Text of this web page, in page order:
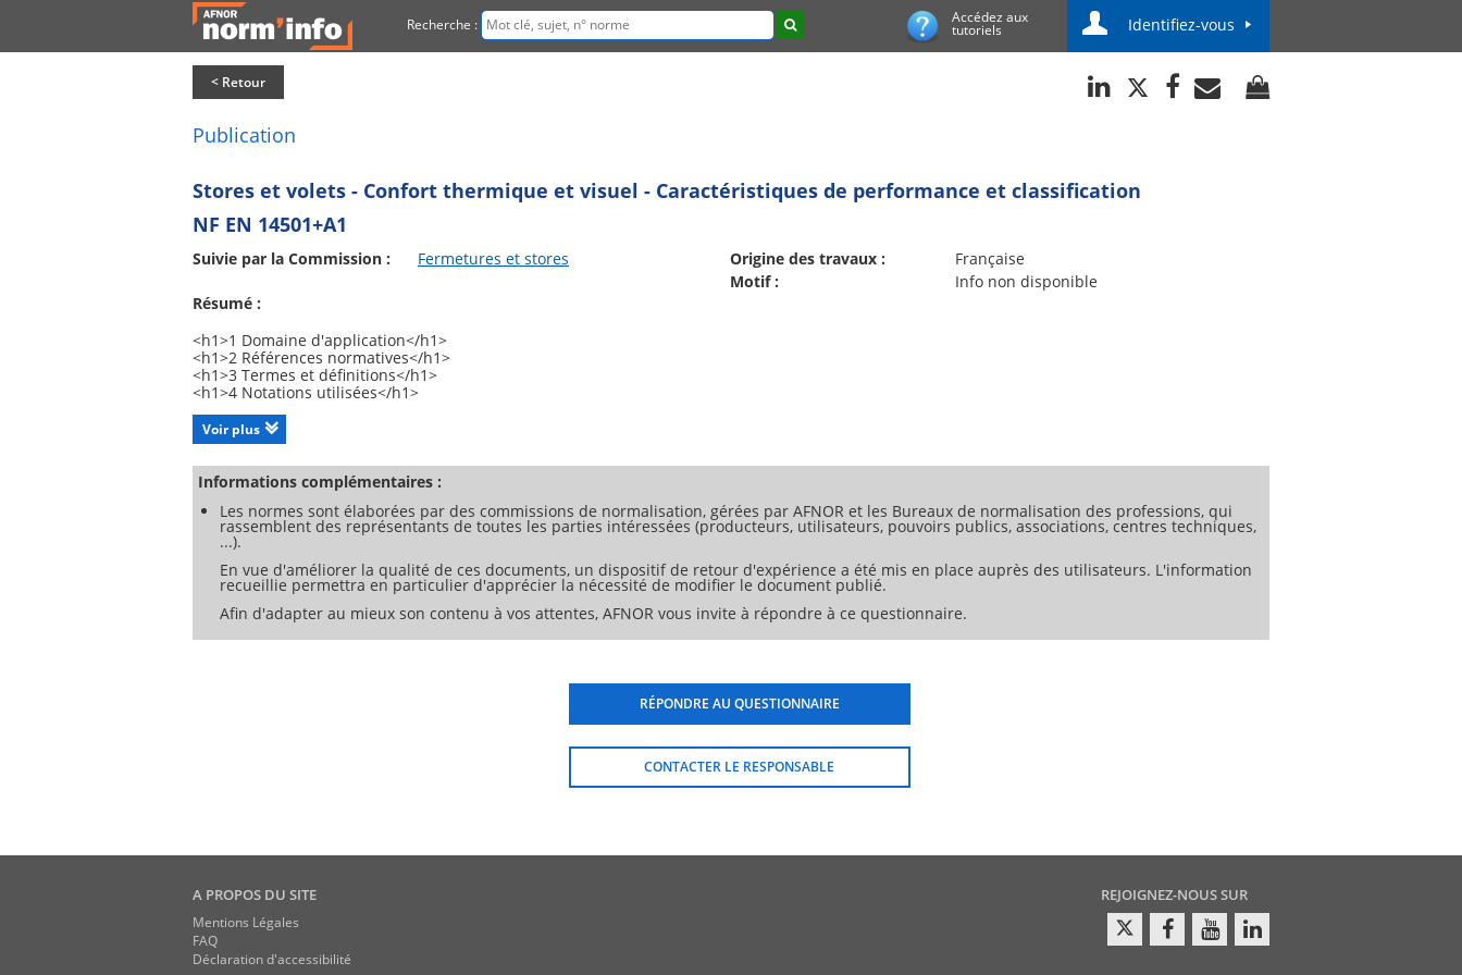
Recherche : Accédez aux
tutoriels Identifiez-vous
< Retour
Publication
Stores et volets - Confort thermique et visuel - Caractéristiques de performance et classification
NF EN 14501+A1
Suivie par la Commission : Fermetures et stores Origine des travaux :
Française
Motif :
Info non disponible
Résumé :
<h1>1 Domaine d'application</h1>
<h1>2 Références normatives</h1>
<h1>3 Termes et définitions</h1>
<h1>4 Notations utilisées</h1>
<h1>5 Confort thermique</h1>
<h1>6 Confort visuel</h1>
<h1>Annexe A Vitrage de référence</h1>
<h1>Annexe B Signification du facteur de transfert de chaleur intérieure secondaire qi, tot</h1>
<h1>Annexe C Exemple de présentation de la performance</h1>
<h1>Annexe D Probabilité d'éblouissement par la lumière du jour (Daylight Glare Probability)</h1>
<h1>Annexe E Performance d'opacité d'un matériau de tablier</h1>
Voir plus
Informations complémentaires :
Les normes sont élaborées par des commissions de normalisation, gérées par AFNOR et les Bureaux de normalisation des professions, qui
rassemblent des représentants de toutes les parties intéressées (producteurs, utilisateurs, pouvoirs publics, associations, centres techniques,
...).
En vue d'améliorer la qualité de ces documents, un dispositif de retour d'expérience a été mis en place auprès des utilisateurs. L'information
recueillie permettra en particulier d'apprécier la nécessité de modifier le document publié.
Afin d'adapter au mieux son contenu à vos attentes, AFNOR vous invite à répondre à ce questionnaire.
RÉPONDRE AU QUESTIONNAIRE
CONTACTER LE RESPONSABLE
A PROPOS DU SITE
Mentions Légales
FAQ
Déclaration d'accessibilité
REJOIGNEZ-NOUS SUR